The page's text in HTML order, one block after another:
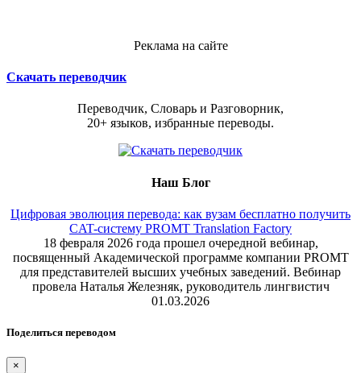
Реклама на сайте
Скачать переводчик
Переводчик, Словарь и Разговорник,
20+ языков, избранные переводы.
Наш Блог
Цифровая эволюция перевода: как вузам бесплатно получить
CAT-систему PROMT Translation Factory
18 февраля 2026 года прошел очередной вебинар,
посвященный Академической программе компании PROMT
для представителей высших учебных заведений. Вебинар
провела Наталья Железняк, руководитель лингвистич
01.03.2026
Поделиться переводом
×